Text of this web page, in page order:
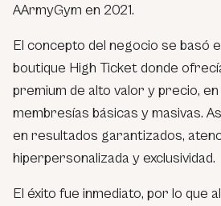
AArmyGym en 2021.
El concepto del negocio se basó
boutique High Ticket donde
premium de alto valor y precio,
membresías básicas y masivas.
en resultados garantizados,
hiperpersonalizada y exclusividad.
El éxito fue inmediato, por lo que